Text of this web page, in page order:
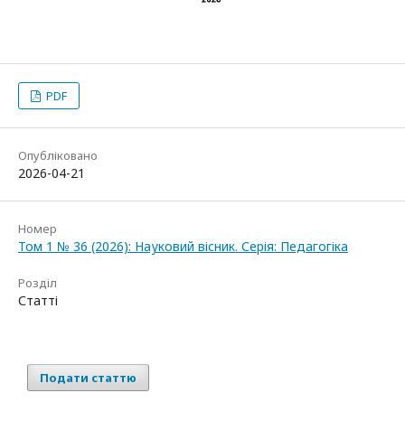
PDF
Опубліковано
2026-04-21
Номер
Том 1 № 36 (2026): Науковий вісник. Серія: Педагогіка
Розділ
Статті
Подати статтю